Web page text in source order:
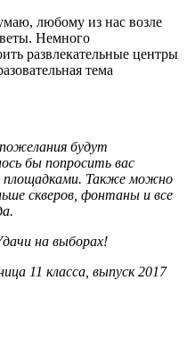
любому из нас возле
Немного
развлекательные центры
тема
будут
бы попросить вас
площадками. Также можно
скверов, фонтаны и все
на выборах!
11 класса, выпуск 2017